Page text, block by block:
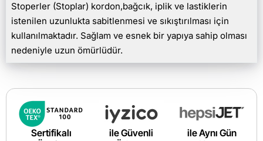
Stoperler (Stoplar) kordon,bağcık, iplik ve lastiklerin
istenilen uzunlukta sabitlenmesi ve sıkıştırılması için
kullanılmaktadır. Sağlam ve esnek bir yapıya sahip olması
nedeniyle uzun ömürlüdür.
Sertifikalı
ile Güvenli
ile Aynı Gün